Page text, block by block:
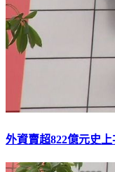
外資賣超822億元史